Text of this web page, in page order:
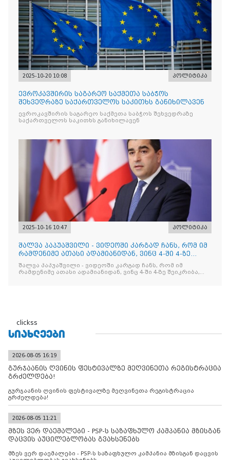
2025-10-20 10:08 პოლიტიკა
ევროკავშირის საგარეო საქმეთა საბჭოს
შეხვედრაზე საქართველოს საკითხს განიხილავენ
ევროკავშირის საგარეო საქმეთა საბჭოს შეხვედრაზე
საქართველოს საკითხს განიხილავენ
2025-10-16 10:47 პოლიტიკა
შალვა პაპუაშვილი - ვიდეოში კარგად ჩანს, რომ იმ
რამდენიმე ათასი ადამიანიდან, ვინც 4-ში 4-ზე
შეიკრიბა,
შალვა პაპუაშვილი - ვიდეოში კარგად ჩანს, რომ იმ
რამდენიმე ათასი ადამიანიდან, ვინც 4-ში 4-ზე შეიკრიბა,
clickss
ᲡᲘᲐᲮᲚᲔᲔᲑᲘ
2026-08-05 16:19
გურჯაანის ღვინის ფესტივალზე მეღვინეთა რეგისტრაცია
გრძელდება!
გურჯაანის ღვინის ფესტივალზე მეღვინეთა რეგისტრაცია
გრძელდება!
2026-08-05 11:21
მზეს ვერ დაემალები - PSP-ს საზაფხულო კამპანია მზისგან
დაცვის აუცილებლობას გვახსენებს
მზეს ვერ დაემალები - PSP-ს საზაფხულო კამპანია მზისგან დაცვის